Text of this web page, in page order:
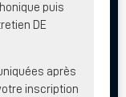
puis
DE
après
inscription